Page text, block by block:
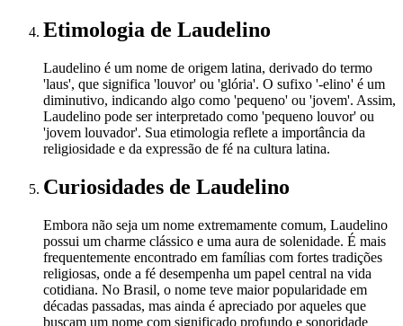
Etimologia de Laudelino
Laudelino é um nome de origem latina, derivado do termo
'laus', que significa 'louvor' ou 'glória'. O sufixo '-elino' é um
diminutivo, indicando algo como 'pequeno' ou 'jovem'. Assim,
Laudelino pode ser interpretado como 'pequeno louvor' ou
'jovem louvador'. Sua etimologia reflete a importância da
religiosidade e da expressão de fé na cultura latina.
Curiosidades de Laudelino
Embora não seja um nome extremamente comum, Laudelino
possui um charme clássico e uma aura de solenidade. É mais
frequentemente encontrado em famílias com fortes tradições
religiosas, onde a fé desempenha um papel central na vida
cotidiana. No Brasil, o nome teve maior popularidade em
décadas passadas, mas ainda é apreciado por aqueles que
buscam um nome com significado profundo e sonoridade